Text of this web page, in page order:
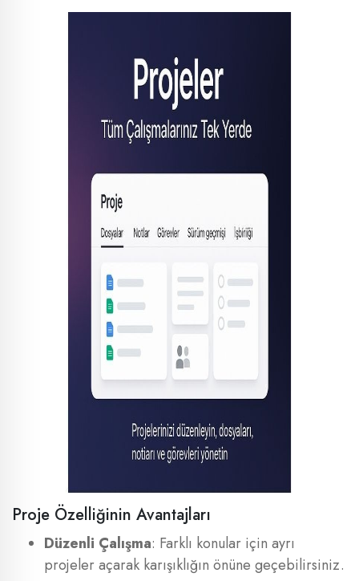
Proje Özelliğinin Avantajları
Düzenli Çalışma: Farklı konular için ayrı
projeler açarak karışıklığın önüne geçebilirsiniz.